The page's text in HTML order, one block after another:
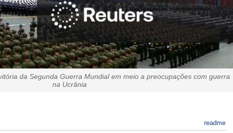
da Segunda Guerra Mundial em meio a preocupações com guerra
na Ucrânia
readme